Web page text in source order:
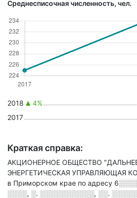
Среднесписочная численность, чел.
2018 4%
2017
Краткая справка:
АКЦИОНЕРНОЕ ОБЩЕСТВО
ЭНЕРГЕТИЧЕСКАЯ УПРАВЛЯЮЩАЯ
в Приморском крае по адресу
░░░░, ░. ░░░░░░░░░░░, ░░.